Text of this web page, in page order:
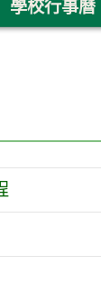
學校行事曆